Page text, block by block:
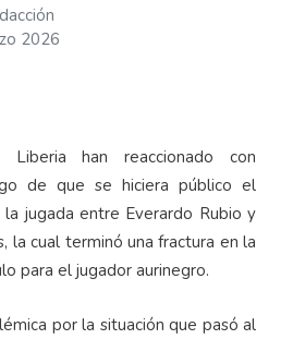
2026
han reaccionado con
de que se hiciera público el
jugada entre Everardo Rubio y
la cual terminó una fractura en la
para el jugador aurinegro.
por la situación que pasó al